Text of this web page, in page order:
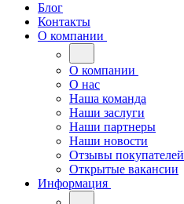
Блог
Контакты
О компании
О компании
О нас
Наша команда
Наши заслуги
Наши партнеры
Наши новости
Отзывы покупателей
Открытые вакансии
Информация